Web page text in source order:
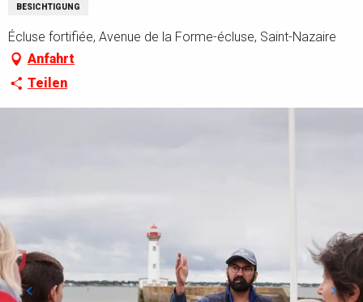
BESICHTIGUNG
Écluse fortifiée, Avenue de la Forme-écluse, Saint-Nazaire
Anfahrt
Teilen